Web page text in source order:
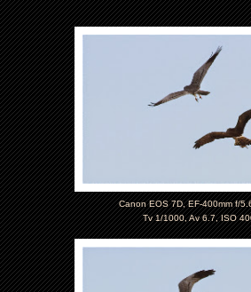
Canon EOS 7D, EF-400mm f/
Tv 1/1000, Av 6.7, ISO